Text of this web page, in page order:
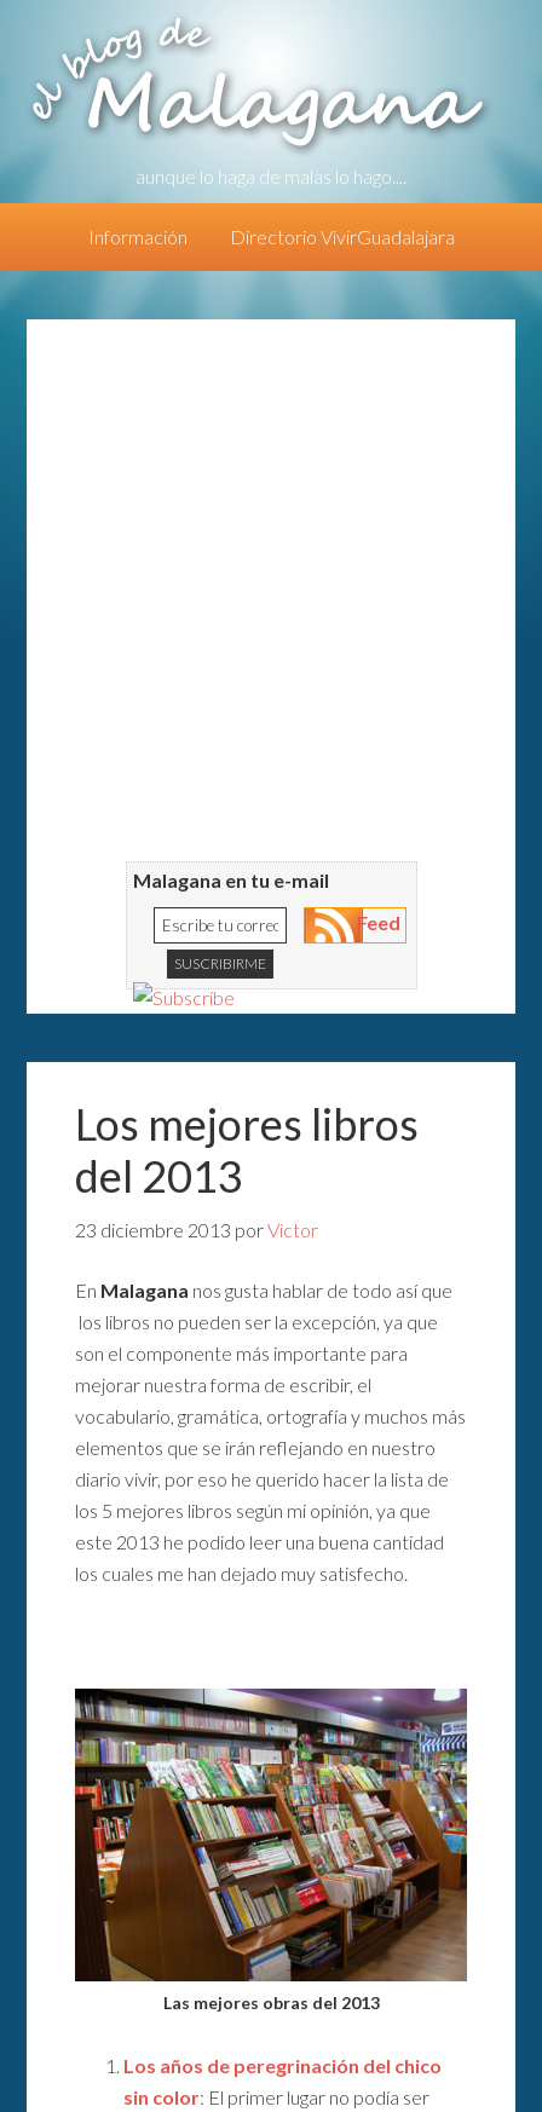
aunque lo haga de malas lo hago....
Información Directorio VivirGuadalajara
Malagana en tu e-mail
Feed
Los mejores libros
del 2013
23 diciembre 2013 porVictor
En Malagana nos gusta hablar de todo así que
los libros no pueden ser la excepción, ya que
son el componente más importante para
mejorar nuestra forma de escribir, el
vocabulario, gramática, ortografía y muchos más
elementos que se irán reflejando en nuestro
diario vivir, por eso he querido hacer la lista de
los 5 mejores libros según mi opinión, ya que
este 2013 he podido leer una buena cantidad
los cuales me han dejado muy satisfecho.
Las mejores obras del 2013
Los años de peregrinación del chico
sin color: El primer lugar no podía ser